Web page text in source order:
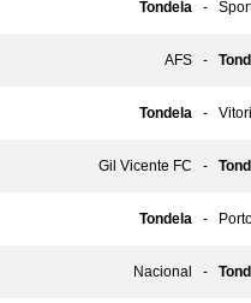
Tondela -
AFS -
Tondela -
Gil Vicente FC -
Tondela -
Nacional -